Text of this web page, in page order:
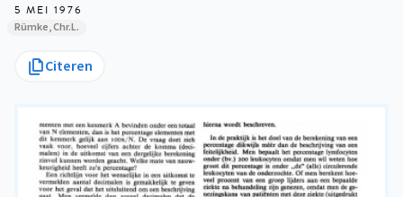
5 MEI 1976
Rümke, Chr.L.
Citeren